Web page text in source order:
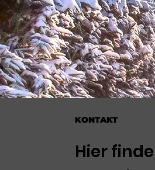
KONTAKT
Hier